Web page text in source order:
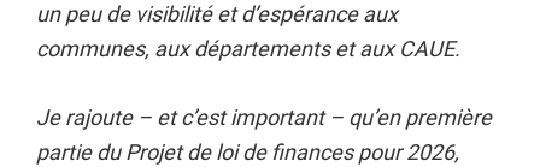
un peu de visibilité et d’espérance aux
communes, aux départements et aux CAUE.
Je rajoute – et c’est important – qu’en première
partie du Projet de loi de finances pour 2026,